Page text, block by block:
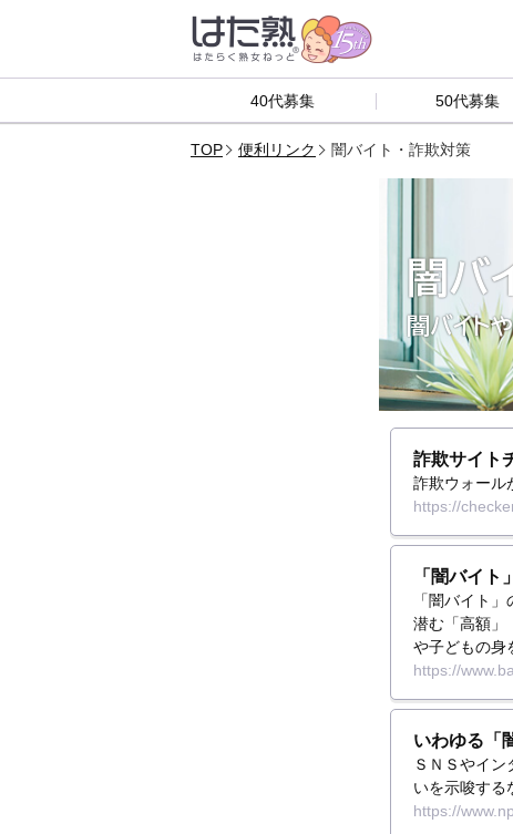
40代募集 50代募集
TOP 便利リンク 闇バイト・詐欺対策
闇バ
闇バイト
詐欺サイト
詐欺ウォール
https://
「闇バイ
「闇バイト
潜む「高額」
や子どもの身
https://
いわゆる「
ＳＮＳやイ
いを示唆する
https://